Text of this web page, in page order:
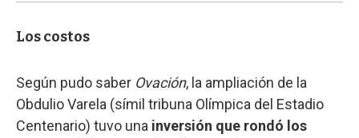
Los costos
Según pudo saber Ovación, la ampliación de la
Obdulio Varela (símil tribuna Olímpica del Estadio
Centenario) tuvo una inversión que rondó los